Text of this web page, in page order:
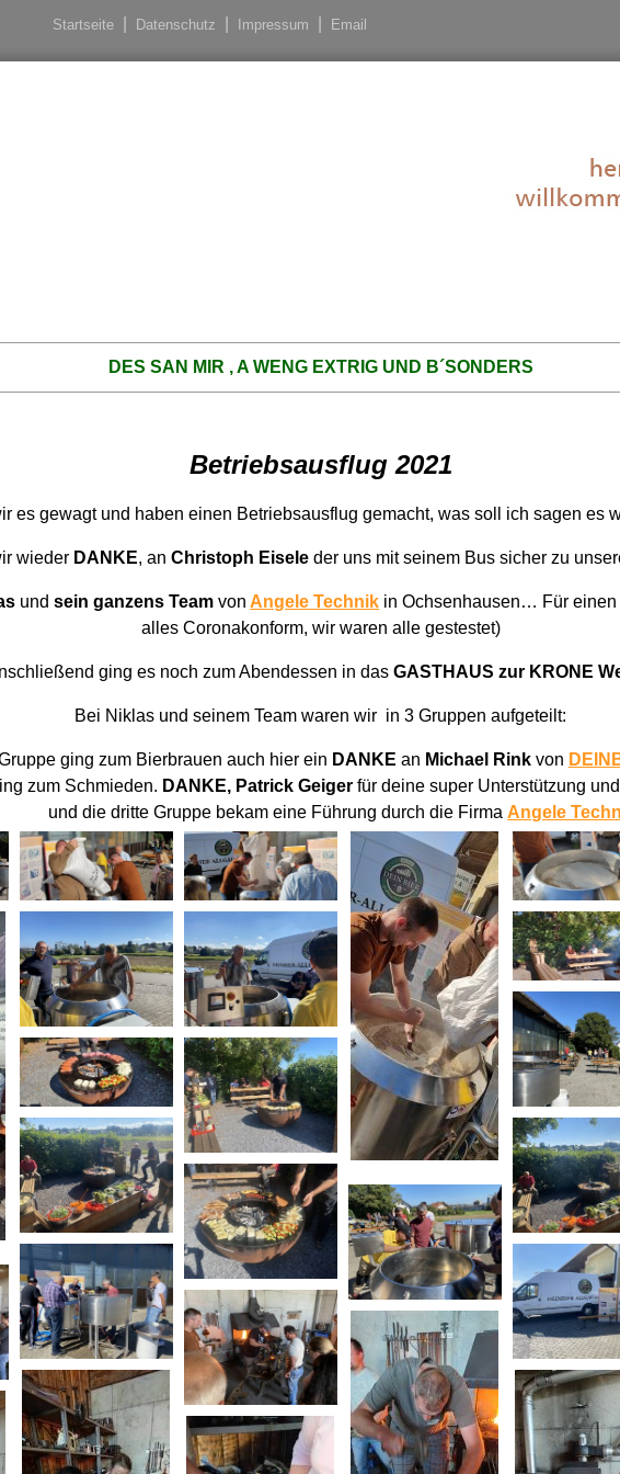
Startseite Datenschutz Impressum Email
DES SAN MIR , A WENG EXTRIG UND B´SONDERS
Betriebsausflug 2021
es gewagt und haben einen Betriebsausflug gemacht, was soll ich sagen es
wieder DANKE, anChristoph Eisele der uns mit seinem Bus sicher zu
undsein ganzens Team von Angele Technik in Ochsenhausen… Für
alles Coronakonform, wir waren alle gestestet)
ging es noch zum Abendessen in dasGASTHAUS zur KRONE
Bei Niklas und seinem Team waren wir in 3 Gruppen aufgeteilt:
ging zum Bierbrauen auch hier ein DANKE an Michael Rinkvon
zum Schmieden. DANKE, Patrick Geigerfür deine super Unterstützung
und die dritte Gruppe bekam eine Führung durch die FirmaAngele